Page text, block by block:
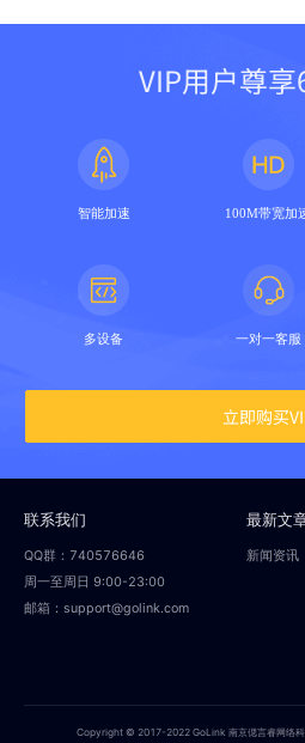
VIP用户尊
智能加速 100M带宽加
多设备 一对一客服
立即购买
联系我们
QQ群：740576646
周一至周日 9:00-23:00
邮箱：support@golink.com
最新文
新闻资讯
Copyright © 2017-2022 GoLink 南京偲言睿网络